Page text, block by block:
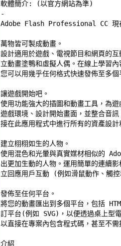
-
Adobe Flash Professional CC 現
萬物皆可製成動畫。
設計適用於遊戲、電視節目和網頁的
立動畫塗鴨和虛擬人偶。在線上學習
您可以用幾乎任何格式快速發佈至多
讓遊戲開始吧。
使用功能強大的插圖和動畫工具，為
遊戲環境、設計開始畫面，並整合音
接在此應用程式中進行所有的資產設
建立栩栩如生的人物。
使用混色和光暈與真實媒材相似的
出更加生動的人物。運用簡單的連續
立回應用戶互動 (例如滑鼠動作、觸
發佈至任何平台。
將您的動畫匯出到多個平台，包括
訂平台(例如 SVG)，以便透過桌上型
以直接在專案內包含程式碼，甚至不